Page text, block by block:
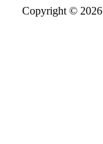
Copyright ©